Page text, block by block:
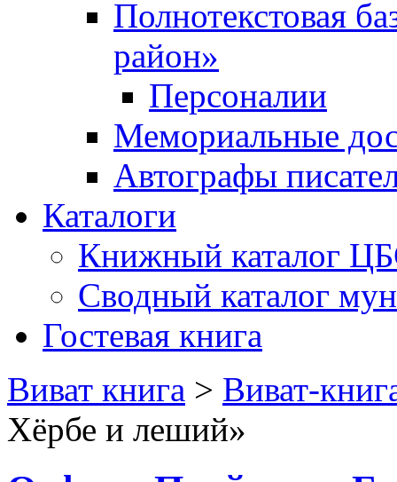
Полнотекстовая
район»
Персоналии
Мемориальные
Автографы
Каталоги
Книжный каталог
Сводный каталог
Гостевая книга
Виват книга > Виват-
Хёрбе и леший»